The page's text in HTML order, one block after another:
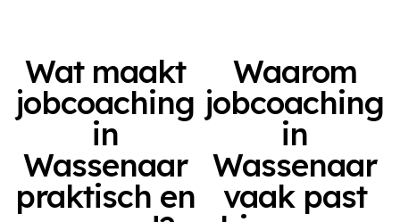
Wat maakt
jobcoaching
in
Wassenaar
praktisch en
Waarom
jobcoaching
in
Wassenaar
vaak past